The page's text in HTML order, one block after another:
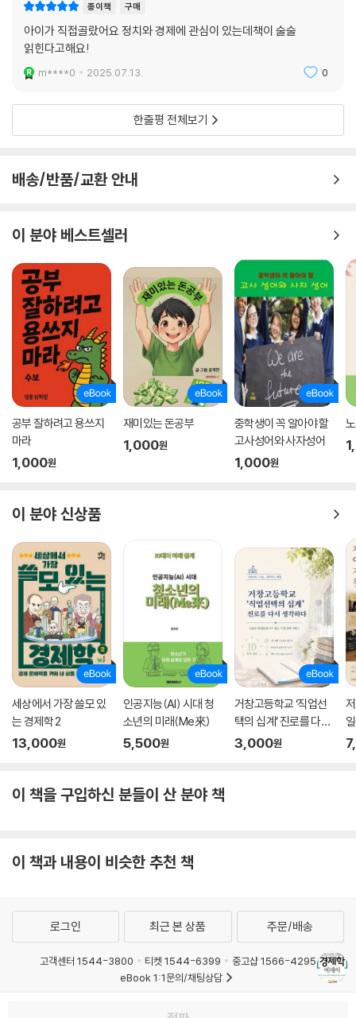
종이책 구매
아이가 직접골랐어요 정치와 경제에 관심이 있는데책이 술술
읽힌다고해요!
m****0 2025.07.13. 0
한줄평 전체보기
배송/반품/교환 안내
이 분야 베스트셀러
공부 잘하려고 용쓰지
마라
1,000원
재미있는 돈공부
1,000원
중학생이 꼭 알아야 할
고사성어와 사자성어
1,000원
이 분야 신상품
세상에서 가장 쓸모 있
는 경제학 2
13,000원
인공지능(AI) 시대 청
소년의 미래(Me來)
5,500원
거창고등학교 ‘직업선
택의 십계’ 진로를 다시
생각하다
3,000원
이 책을 구입하신 분들이 산 분야 책
이 책과 내용이 비슷한 추천 책
로그인 최근 본 상품 주문/배송
고객센터 1544-3800 티켓 1544-6399
중고샵 1566-4295
eBook 1:1문의/채팅상담